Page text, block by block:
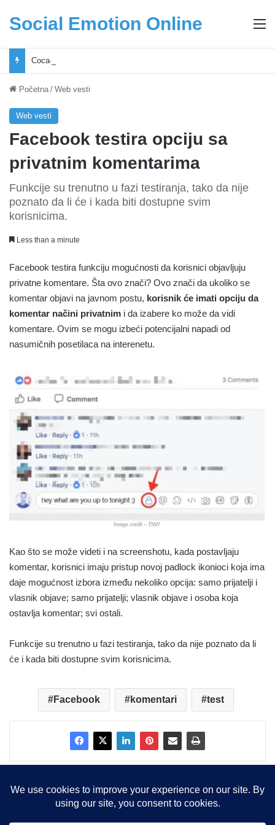
Social Emotion Online
Početna / Web vesti
Web vesti
Facebook testira opciju sa
privatnim komentarima
Funkcije su trenutno u fazi testiranja, tako da nije
poznato da li će i kada biti dostupne svim
korisnicima.
Less than a minute
Facebook testira funkciju mogućnosti da korisnici objavljuju
privatne komentare. Šta ovo znači? Ovo znači da ukoliko se
komentar objavi na javnom postu, korisnik će imati opciju da
komentar načini privatnim i da izabere ko može da vidi
komentare. Ovim se mogu izbeći potencijalni napadi od
nasumičnih posetilaca na interenetu.
Kao što se može videti i na screenshotu, kada postavljaju
komentar, korisnici imaju pristup novoj padlock ikonioci koja ima
daje mogućnost izbora između nekoliko opcija: samo prijatelji i
vlasnik objave; samo prijatelji; vlasnik objave i osoba koja
ostavlja komentar; svi ostali.
Funkcije su trenutno u fazi testiranja, tako da nije poznato da li
će i kada biti dostupne svim korisnicima.
Facebook komentari test
Copyright © 2015-2025, Sva prava zadržana | LBS Team d.o.o.